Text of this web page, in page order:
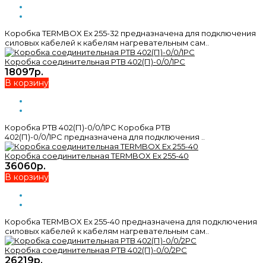
Коробка TERMBOX Ex 255-32 предназначена для подключения
силовых кабелей к кабелям нагревательным сам..
Коробка соединительная РТВ 402(П)-0/0/1РС
18097р.
В корзину
Коробка РТВ 402(П)-0/0/1РС Коробка РТВ
402(П)-0/0/1РС предназначена для подключения ..
Коробка соединительная TERMBOX Ex 255-40
36060р.
В корзину
Коробка TERMBOX Ex 255-40 предназначена для подключения
силовых кабелей к кабелям нагревательным сам..
Коробка соединительная РТВ 402(П)-0/0/2РС
26219р.